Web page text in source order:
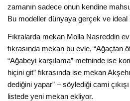
zamanın sadece onun kendine
Bu modeller dünyaya gerçek ve ideal
Fıkralarda mekan Molla Nasreddin
fıkrasında mekan bu evle, “Ağaçtan
“Ağabeyi karşılama” metninde ise
hiçini git” fıkrasında ise mekan
dediğini yapar” – söylediği cami
listede yeni mekan ekliyor.